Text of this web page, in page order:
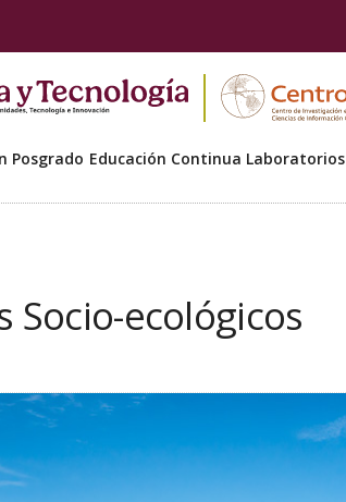
Posgrado Educación Continua Laboratorios
Socio-ecológicos